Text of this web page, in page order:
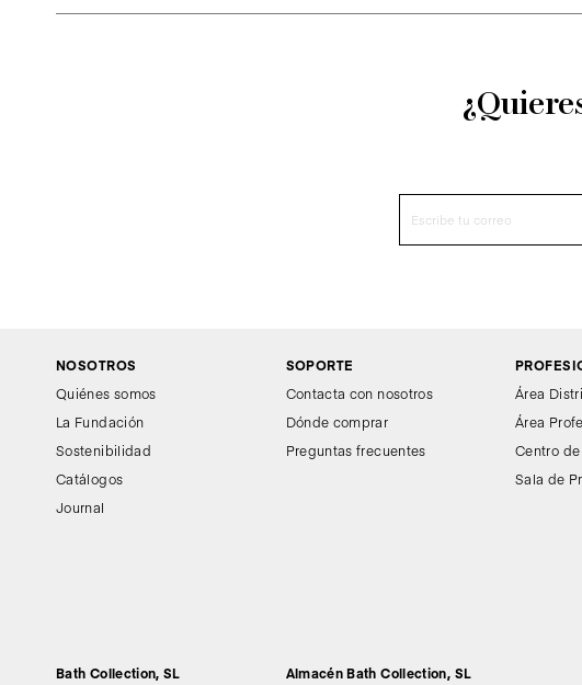
NOSOTROS
Quiénes somos
La Fundación
Sostenibilidad
Catálogos
Journal
SOPORTE
Contacta con nosotros
Dónde comprar
Preguntas frecuentes
Área
Área
Centro
Sala de
Bath Collection, SL Almacén Bath Collection, SL